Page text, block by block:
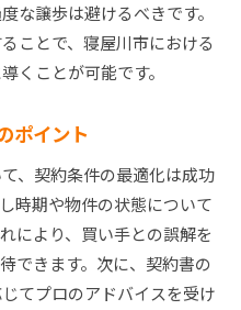
な譲歩は避けるべきです。
ことで、寝屋川市における
くことが可能です。
ポイント
、契約条件の最適化は成功
時期や物件の状態について
により、買い手との誤解を
できます。次に、契約書の
てプロのアドバイスを受け